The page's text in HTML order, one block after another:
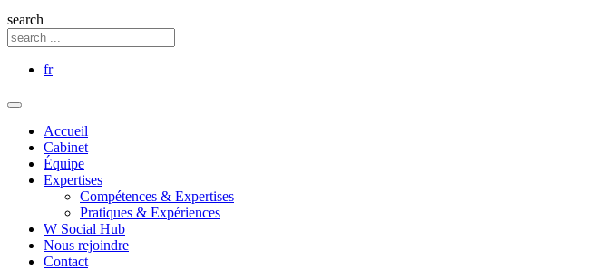
search
fr
Accueil
Cabinet
Équipe
Expertises
Compétences & Expertises
Pratiques & Expériences
W Social Hub
Nous rejoindre
Contact